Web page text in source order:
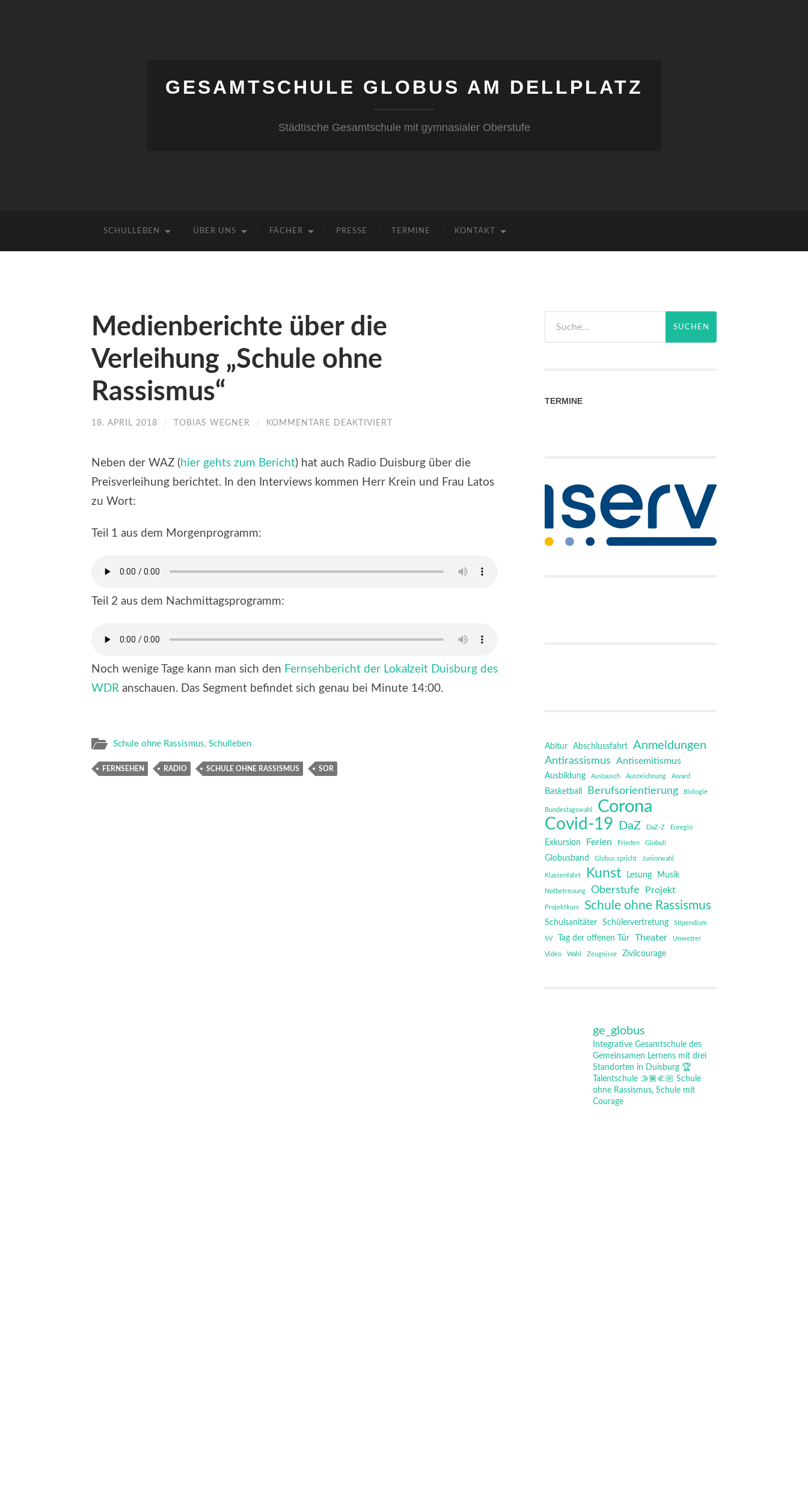
GESAMTSCHULE GLOBUS AM DELLPLATZ
Städtische Gesamtschule mit gymnasialer Oberstufe
SCHULLEBEN ÜBER UNS FÄCHER PRESSE TERMINE KONTAKT
Medienberichte über die
Verleihung „Schule ohne
Rassismus“
18. APRIL 2018 / TOBIAS WEGNER / KOMMENTARE DEAKTIVIERT
VERLEIHUNG
„SCHULE
OHNE
Neben der WAZ (hier gehts zum Bericht) hat auch Radio Duisburg über die
Preisverleihung berichtet. In den Interviews kommen Herr Krein und Frau Latos
zu Wort:
Teil 1 aus dem Morgenprogramm:
Teil 2 aus dem Nachmittagsprogramm:
Noch wenige Tage kann man sich den Fernsehbericht der Lokalzeit Duisburg des
WDR anschauen. Das Segment befindet sich genau bei Minute 14:00.
Schule ohne Rassismus, Schulleben
FERNSEHEN RADIO SCHULE OHNE RASSISMUS SOR
TERMINE
Abitur Abschlussfahrt Anmeldungen
Antirassismus Antisemitismus
Ausbildung Austausch Auszeichnung Award
Basketball Berufsorientierung Biologie
Bundestagswahl Corona
Covid-19 DaZ DaZ-Z Euregio
Exkursion Ferien Frieden Globuli
Globusband Globus spricht Juniorwahl
Klassenfahrt Kunst Lesung Musik
Notbetreuung Oberstufe Projekt
Projektkurs Schule ohne Rassismus
Schulsanitäter Schülervertretung Stipendium
SV Tag der offenen Tür Theater Unwetter
Video Wahl Zeugnisse Zivilcourage
ge_globus
Integrative Gesamtschule des
Gemeinsamen Lernens mit drei
Standorten in Duisburg 🏆
Talentschule 🫱🏾‍🫲🏼 Schule
ohne Rassismus, Schule mit
Courage